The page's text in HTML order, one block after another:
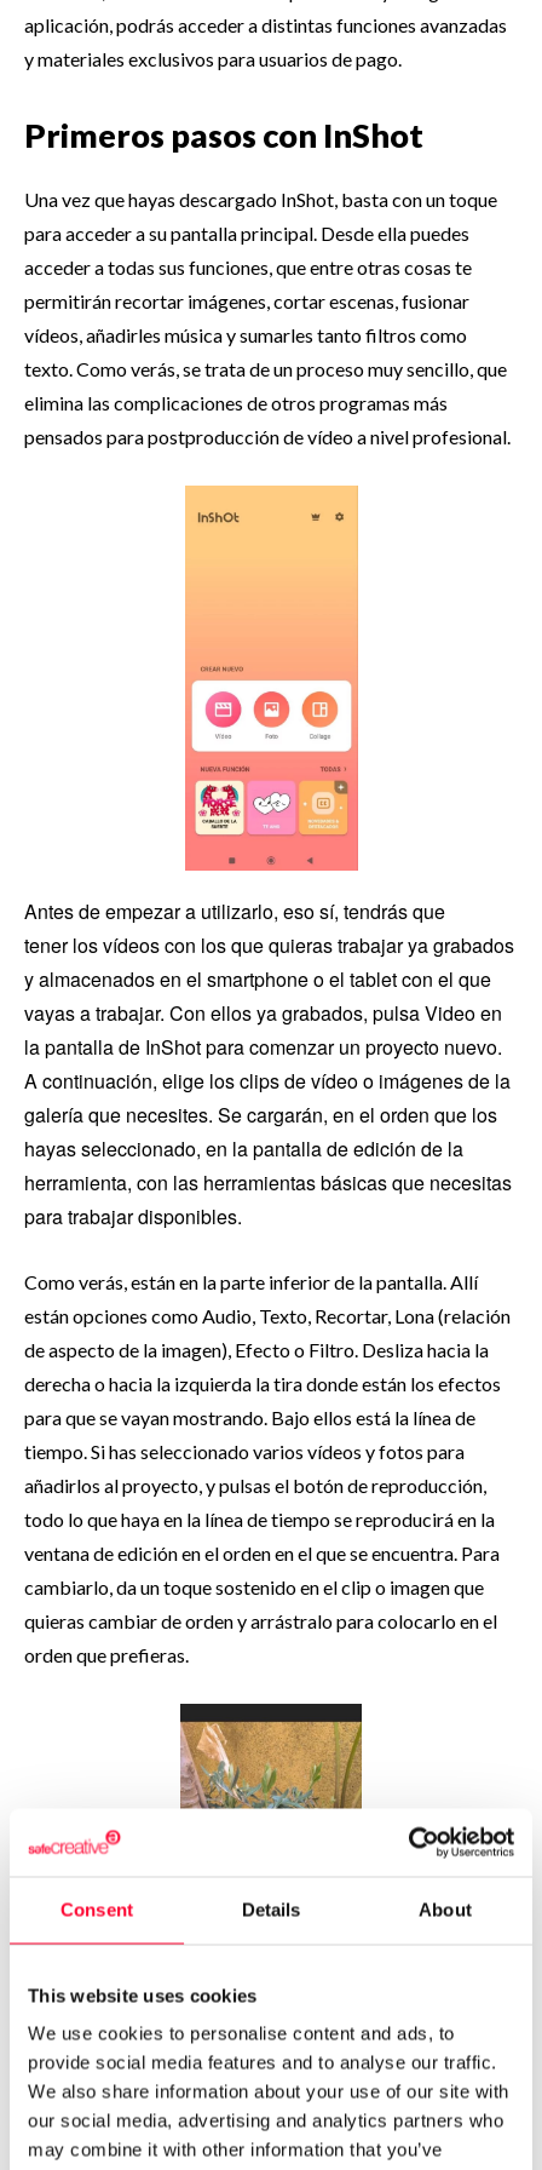
Consent Details About
This website uses cookies
We use cookies to personalise content and ads, to
provide social media features and to analyse our traffic.
We also share information about your use of our site with
our social media, advertising and analytics partners who
may combine it with other information that you’ve
aplicación, podrás acceder a distintas funciones avanzadas
y materiales exclusivos para usuarios de pago.
Primeros pasos con InShot
Una vez que hayas descargado InShot, basta con un toque
para acceder a su pantalla principal. Desde ella puedes
acceder a todas sus funciones, que entre otras cosas te
permitirán recortar imágenes, cortar escenas, fusionar
vídeos, añadirles música y sumarles tanto filtros como
texto. Como verás, se trata de un proceso muy sencillo, que
elimina las complicaciones de otros programas más
pensados para postproducción de vídeo a nivel profesional.
Antes de empezar a utilizarlo, eso sí, tendrás que
tener los vídeos con los que quieras trabajar ya grabados
y almacenados en el smartphone o el tablet con el que
vayas a trabajar. Con ellos ya grabados, pulsa Video en
la pantalla de InShot para comenzar un proyecto nuevo.
A continuación, elige los clips de vídeo o imágenes de la
galería que necesites. Se cargarán, en el orden que los
hayas seleccionado, en la pantalla de edición de la
herramienta, con las herramientas básicas que necesitas
para trabajar disponibles.
Como verás, están en la parte inferior de la pantalla. Allí
están opciones como Audio, Texto, Recortar, Lona (relación
de aspecto de la imagen), Efecto o Filtro. Desliza hacia la
derecha o hacia la izquierda la tira donde están los efectos
para que se vayan mostrando. Bajo ellos está la línea de
tiempo. Si has seleccionado varios vídeos y fotos para
añadirlos al proyecto, y pulsas el botón de reproducción,
todo lo que haya en la línea de tiempo se reproducirá en la
ventana de edición en el orden en el que se encuentra. Para
cambiarlo, da un toque sostenido en el clip o imagen que
quieras cambiar de orden y arrástralo para colocarlo en el
orden que prefieras.
Cuando esté todo ordenado, puedes editar el vídeo. Para